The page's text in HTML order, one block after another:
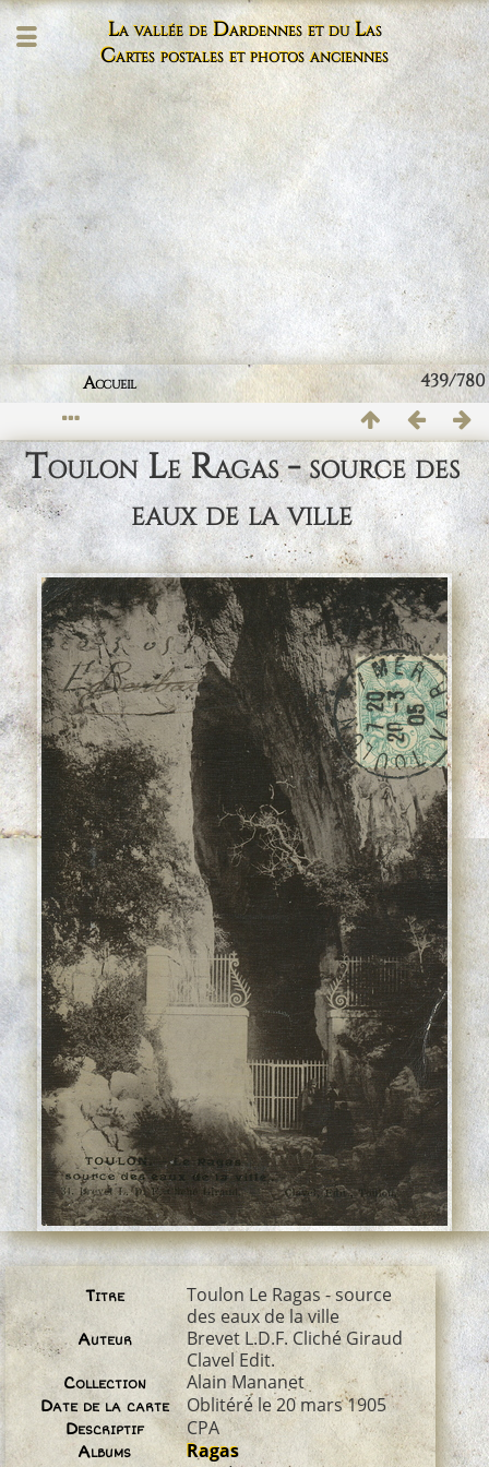
La vallée de Dardennes et du Las
Cartes postales et photos anciennes
439/780
Accueil
Toulon Le Ragas - source des
eaux de la ville
Titre
Toulon Le Ragas - source
des eaux de la ville
Auteur
Brevet L.D.F. Cliché Giraud
Clavel Edit.
Collection Alain Mananet
Date de la carte Oblitéré le 20 mars 1905
Descriptif CPA
Albums Ragas